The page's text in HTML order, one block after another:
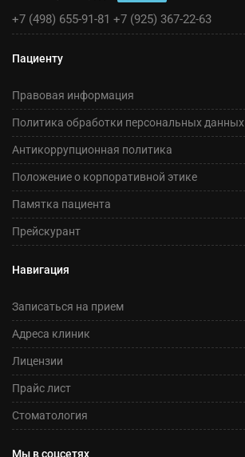
+7 (498) 655-91-81 +7 (925) 367-22-63
Пациенту
Правовая информация
Политика обработки персональных данных
Антикоррупционная политика
Положение о корпоративной этике
Памятка пациента
Прейскурант
Навигация
Записаться на прием
Адреса клиник
Лицензии
Прайс лист
Стоматология
Мы в соцсетях